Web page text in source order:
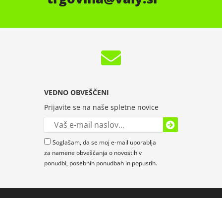
VEDNO OBVEŠČENI
Prijavite se na naše spletne novice
Soglašam, da se moj e-mail uporablja
za namene obveščanja o novostih v
ponudbi, posebnih ponudbah in popustih.